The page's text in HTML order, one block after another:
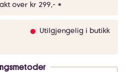
over kr 299,- *
Utilgjengelig i butikk